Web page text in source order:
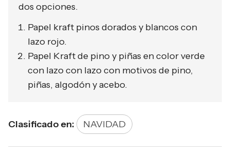
dos opciones.
Papel kraft pinos dorados y blancos con
lazo rojo.
Papel Kraft de pino y piñas en color verde
con lazo con lazo con motivos de pino,
piñas, algodón y acebo.
Clasificado en: NAVIDAD